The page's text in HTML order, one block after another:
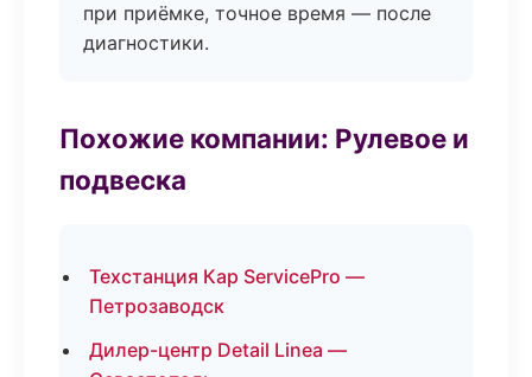
при приёмке, точное время — после
диагностики.
Похожие компании: Рулевое и
подвеска
Техстанция Кар ServicePro —
Петрозаводск
Дилер-центр Detail Linea —